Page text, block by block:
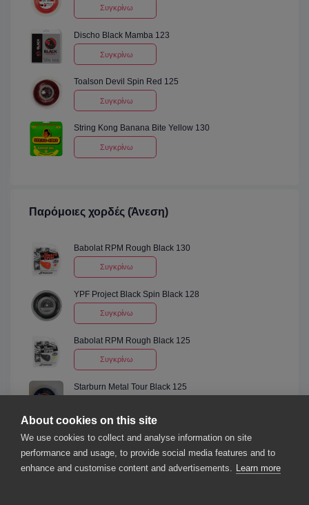
Συγκρίνω
Discho Black Mamba 123
Συγκρίνω
Toalson Devil Spin Red 125
Συγκρίνω
String Kong Banana Bite Yellow 130
Συγκρίνω
Παρόμοιες χορδές (Άνεση)
Babolat RPM Rough Black 130
Συγκρίνω
YPF Project Black Spin Black 128
Συγκρίνω
Babolat RPM Rough Black 125
Συγκρίνω
Starburn Metal Tour Black 125
Mantis Comfort Polyester Black 125
Συγκρίνω
About cookies on this site
We use cookies to collect and analyse information on site
performance and usage, to provide social media features and to
enhance and customise content and advertisements. Learn more